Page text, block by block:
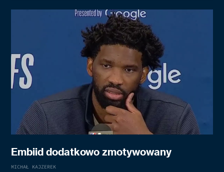
Embiid dodatkowo zmotywowany
MICHAŁ KAJZEREK